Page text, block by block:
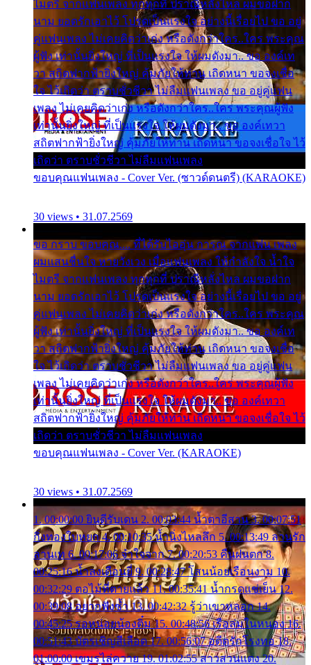
ไมตรี จากแฟนเพลง ทุกทุกที่ ปราณีหลั่งไหล ผมขอฝาก
นาม ยอดรักเอาไว้ โปรดเป็นแรงใจ อย่างนี้เรื่อยไป ขอ อยู่
คู่แฟนเพลง ไม่เคยคิดว่าเก่ง หรือดังกว่าใคร..ใคร พระคุณ
ผู้ฟัง เท่านั้นยิ่งใหญ่ ที่เป็นแรงใจ ให้ผมดังมา.. ขอ องค์เท
วา สถิตฟากฟ้ายิ่งใหญ่ คุ้มภัยให้ท่าน เถิดหนา ขอจงเชื่อ
ใจ ไว้เถิดว่า ตราบชั่วชีวา ไม่ลืมแฟนเพลง ขอ อยู่คู่แฟน
เพลง ไม่เคยคิดว่าเก่ง หรือดังกว่าใคร..ใคร พระคุณผู้ฟัง
เท่านั้นยิ่งใหญ่ ที่เป็นแรงใจ ให้ผมดังมา.. ขอ องค์เทวา
สถิตฟากฟ้ายิ่งใหญ่ คุ้มภัยให้ท่าน เถิดหนา ขอจงเชื่อใจ ไว้
เถิดว่า ตราบชั่วชีวา ไม่ลืมแฟนเพลง
ขอบคุณแฟนเพลง - Cover Ver. (ซาวด์ดนตรี) (KARAOKE)
30 views • 31.07.2569
ขอ กราบ ขอบคุณ.... ที่ได้รับไออุ่น การุณ จากแฟน เพลง
ผมแสนชื่นใจ หายวังเวง เมื่อแฟนเพลง ให้กำลังใจ น้ำใจ
ไมตรี จากแฟนเพลง ทุกทุกที่ ปราณีหลั่งไหล ผมขอฝาก
นาม ยอดรักเอาไว้ โปรดเป็นแรงใจ อย่างนี้เรื่อยไป ขอ อยู่
คู่แฟนเพลง ไม่เคยคิดว่าเก่ง หรือดังกว่าใคร..ใคร พระคุณ
ผู้ฟัง เท่านั้นยิ่งใหญ่ ที่เป็นแรงใจ ให้ผมดังมา.. ขอ องค์เท
วา สถิตฟากฟ้ายิ่งใหญ่ คุ้มภัยให้ท่าน เถิดหนา ขอจงเชื่อ
ใจ ไว้เถิดว่า ตราบชั่วชีวา ไม่ลืมแฟนเพลง ขอ อยู่คู่แฟน
เพลง ไม่เคยคิดว่าเก่ง หรือดังกว่าใคร..ใคร พระคุณผู้ฟัง
เท่านั้นยิ่งใหญ่ ที่เป็นแรงใจ ให้ผมดังมา.. ขอ องค์เทวา
สถิตฟากฟ้ายิ่งใหญ่ คุ้มภัยให้ท่าน เถิดหนา ขอจงเชื่อใจ ไว้
เถิดว่า ตราบชั่วชีวา ไม่ลืมแฟนเพลง
ขอบคุณแฟนเพลง - Cover Ver. (KARAOKE)
30 views • 31.07.2569
1. 00:00:00 ยินดีรับเดน 2. 00:03:44 น้ำตาอีสาน 3. 00:07:51
กิ่งทองใบหยก 4. 00:10:35 น้ำนิ่งไหลลึก 5. 00:13:49 ลานรัก
ลานเท 6. 00:17:06 จำใจจาก 7. 00:20:53 คืนฝนตก 8.
00:25:16 น้ำลงเดือนยี่ 9. 00:28:47 โสนน้อยเรือนงาม 10.
00:32:29 ตอไม้ที่ตายแล้ว 11. 00:35:41 น้ำกรดแช่เย็น 12.
00:39:08 อยากฟังซ้ำ 13. 00:42:32 รู้ว่าเขาหลอก 14.
00:45:25 รอหน่อยน้องติ๋ม 15. 00:48:56 เรือล่มในหนอง 16.
00:51:43 บัตรเชิญสีเลือด 17. 00:56:07 อดีตรักโรงทอ 18.
01:00:00 เขมรไล่ควาย 19. 01:02:55 สาวสวนแตง 20.